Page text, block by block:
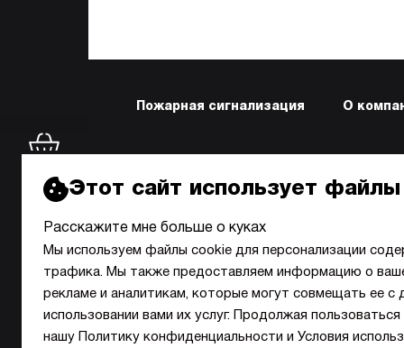
Этот сайт использует
Расскажите мне больше о куках
Мы используем файлы cookie для персонализации
трафика. Мы также предоставляем информацию о
рекламе и аналитикам, которые могут совмещать ее
использовании вами их услуг. Продолжая
нашу Политику конфиденциальности и Условия
Пожарная сигнализация О
НАШ